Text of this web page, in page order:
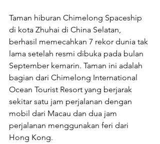
Taman hiburan Chimelong Spaceship
di kota Zhuhai di China Selatan,
berhasil memecahkan 7 rekor dunia tak
lama setelah resmi dibuka pada bulan
September kemarin. Taman ini adalah
bagian dari Chimelong International
Ocean Tourist Resort yang berjarak
sekitar satu jam perjalanan dengan
mobil dari Macau dan dua jam
perjalanan menggunakan feri dari
Hong Kong.